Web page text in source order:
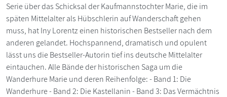
Serie über das Schicksal der Kaufmannstochter Marie, die im
späten Mittelalter als Hübschlerin auf Wanderschaft gehen
muss, hat Iny Lorentz einen historischen Bestseller nach dem
anderen gelandet. Hochspannend, dramatisch und opulent
lässt uns die Bestseller-Autorin tief ins deutsche Mittelalter
eintauchen. Alle Bände der historischen Saga um die
Wanderhure Marie und deren Reihenfolge: - Band 1: Die
Wanderhure - Band 2: Die Kastellanin - Band 3: Das Vermächtnis